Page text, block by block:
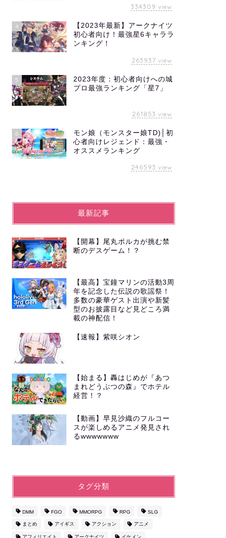
334309 view
4
【2023年最新】アークナイツ
初心者向け！最強星6キャララ
ンキング！
263937 view
5
2023年度：初心者向けへの城
プロ最強ランキング「星7」
261853 view
6
モン娘（モンスター娘TD)│初
心者向けレジェンド：最強・
オススメランキング
246593 view
最新記事
【開幕】尾丸ポルカが挑む禁
断のデスゲーム！？
【最高】宝鐘マリンの活動3周
年を記念した伝説の歌謡祭！
多数の豪華ゲスト出演や新髪
型のお披露目など見どころ満
載の神配信！
【速報】紫咲シオン
【始まる】轟はじめが『あつ
まれどうぶつの森』でホテル
経営！？
【動画】早見沙織のフルコー
スが楽しめるアニメ発見され
るwwwwwww
タグ分類
DMM FGO MMORPG RPG SLG
まとめ アイギス アクション アニメ
アフィリエイト アークナイツ イケメン